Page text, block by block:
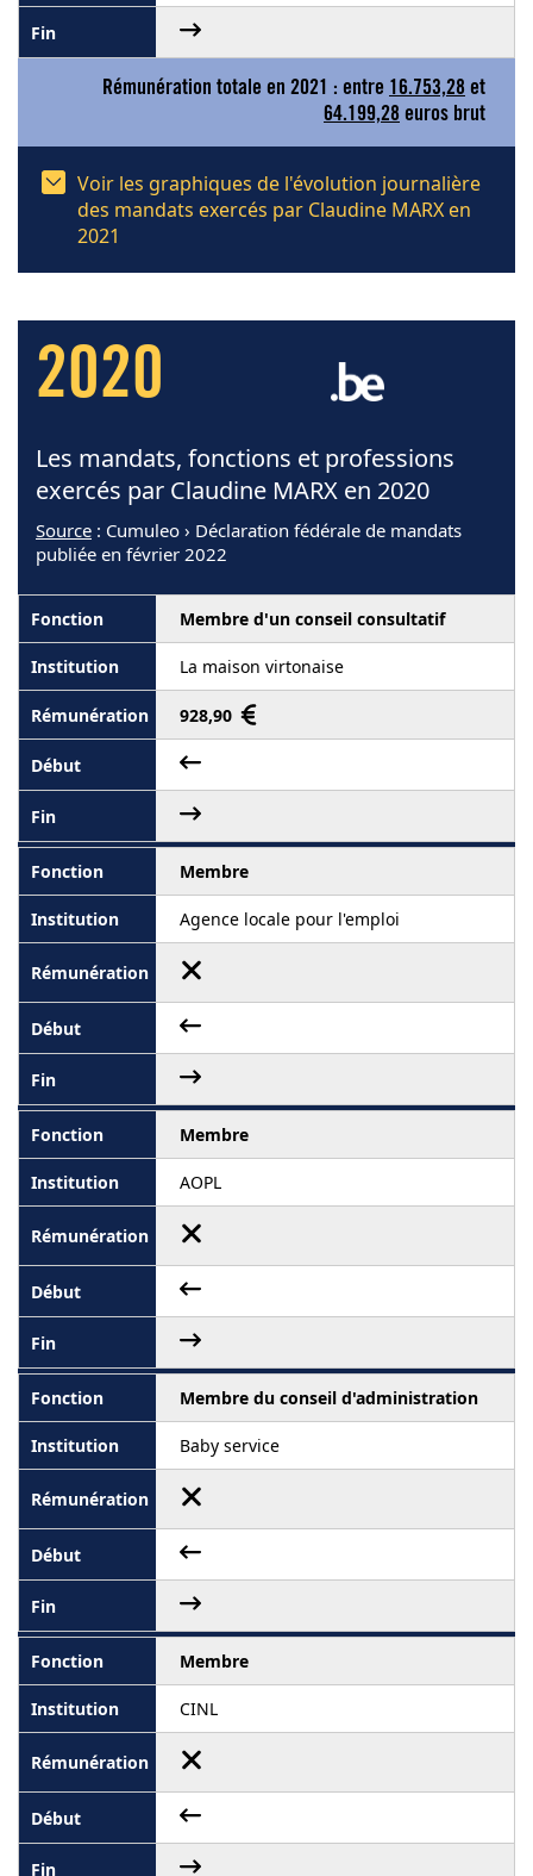
Rémunération totale en 2021 : entre 16.753,28 et
64.199,28 euros brut
Voir les graphiques de l'évolution journalière
des mandats exercés par Claudine MARX en
2021
2020
Les mandats, fonctions et professions
exercés par Claudine MARX en 2020
Source : Cumuleo › Déclaration fédérale de mandats
publiée en février 2022
Membre d'un conseil consultatif
La maison virtonaise
928,90
Membre
Agence locale pour l'emploi
Membre
AOPL
Membre du conseil d'administration
Baby service
Membre
CINL